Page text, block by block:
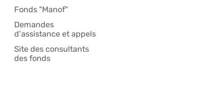
Fonds "Manof"
Demandes
d'assistance et appels
Site des consultants
des fonds